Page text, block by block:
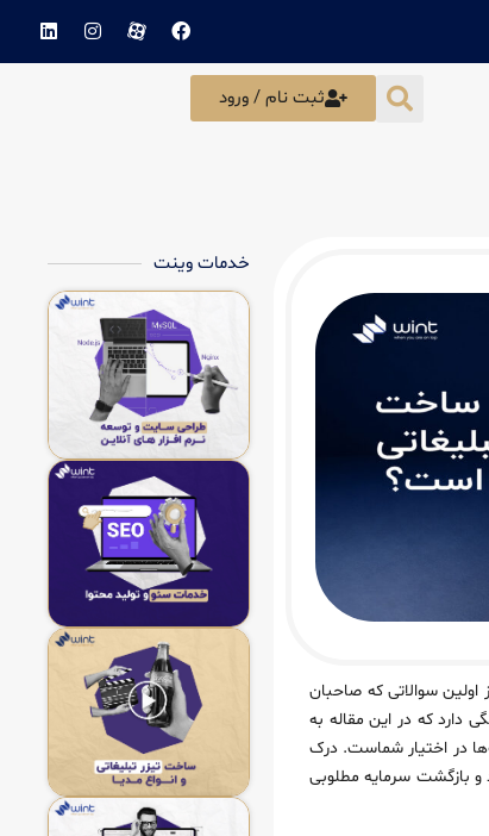
ثبت نام / ورود
اولین سوالاتی که صاحبان
که در این مقاله به
در اختیار شماست. درک
و بازگشت سرمایه مطلوبی
خدمات وینت